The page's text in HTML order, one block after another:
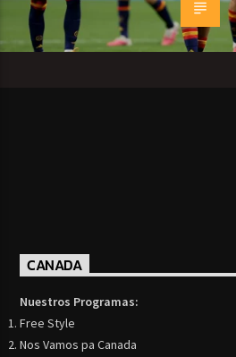
CANADA
Nuestros Programas:
Free Style
Nos Vamos pa Canada